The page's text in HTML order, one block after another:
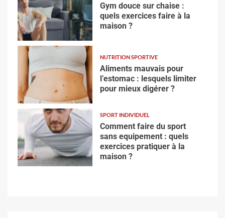
Gym douce sur chaise :
quels exercices faire à la
maison ?
NUTRITION SPORTIVE
Aliments mauvais pour
l’estomac : lesquels limiter
pour mieux digérer ?
SPORT INDIVIDUEL
Comment faire du sport
sans equipement : quels
exercices pratiquer à la
maison ?